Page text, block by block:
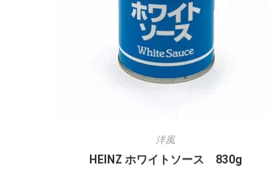
洋風
HEINZ ホワイトソース 830g